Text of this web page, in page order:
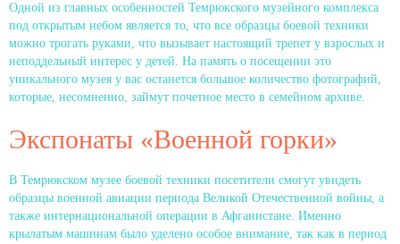
Одной из главных особенностей Темрюкского музейного комплекса
под открытым небом является то, что все образцы боевой техники
можно трогать руками, что вызывает настоящий трепет у взрослых и
неподдельный интерес у детей. На память о посещении это
уникального музея у вас останется большое количество фотографий,
которые, несомненно, займут почетное место в семейном архиве.
Экспонаты «Военной горки»
В Темрюкском музее боевой техники посетители смогут увидеть
образцы военной авиации периода Великой Отечественной войны, а
также интернациональной операции в Афганистане. Именно
крылатым машинам было уделено особое внимание, так как в период